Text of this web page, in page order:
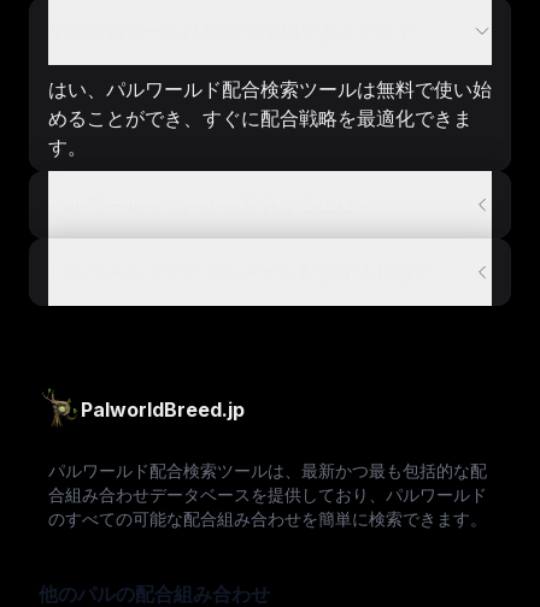
はい、パルワールド配合検索ツールは無料で使い始
めることができ、すぐに配合戦略を最適化できま
す。
PalworldBreed.jp
パルワールド配合検索ツールは、最新かつ最も包括的な配
合組み合わせデータベースを提供しており、パルワールド
のすべての可能な配合組み合わせを簡単に検索できます。
他のパルの配合組み合わせ